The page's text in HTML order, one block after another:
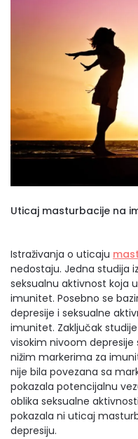
Uticaj masturbacije na
Istraživanja o uticaju
nedostaju. Jedna studija
seksualnu aktivnost koja
imunitet. Posebno se
depresije i seksualne
imunitet. Zaključak
visokim nivoom
nižim markerima za
nije bila povezana sa
pokazala potencijalnu
oblika seksualne
pokazala ni uticaj
depresiju.